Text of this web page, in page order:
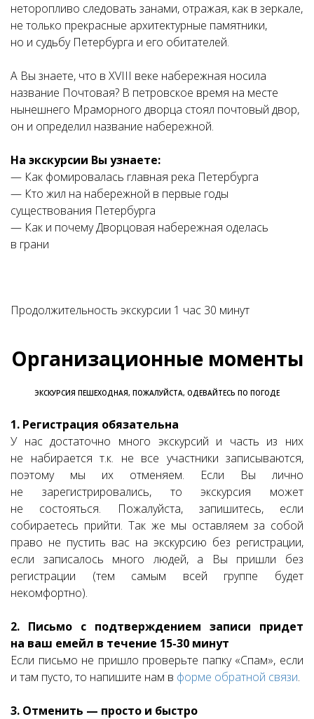
неторопливо следовать занами, отражая, как в зеркале,
не только прекрасные архитектурные памятники,
но и судьбу Петербурга и его обитателей.
А Вы знаете, что в XVIII веке набережная носила
название Почтовая? В петровское время на месте
нынешнего Мраморного дворца стоял почтовый двор,
он и определил название набережной.
На экскурсии Вы узнаете:
— Как фомировалась главная река Петербурга
— Кто жил на набережной в первые годы
существования Петербурга
— Как и почему Дворцовая набережная оделась
в грани
Продолжительность экскурсии 1 час 30 минут
Организационные моменты
ЭКСКУРСИЯ ПЕШЕХОДНАЯ, ПОЖАЛУЙСТА, ОДЕВАЙТЕСЬ ПО ПОГОДЕ
1. Регистрация обязательна
У нас достаточно много экскурсий и часть из них
не набирается т.к. не все участники записываются,
поэтому мы их отменяем. Если Вы лично
не зарегистрировались, то экскурсия может
не состояться. Пожалуйста, запишитесь, если
собираетесь прийти. Так же мы оставляем за собой
право не пустить вас на экскурсию без регистрации,
если записалось много людей, а Вы пришли без
регистрации (тем самым всей группе будет
некомфортно).
2. Письмо с подтверждением записи придет
на ваш емейл в течение 15-30 минут
Если письмо не пришло проверьте папку «Спам», если
и там пусто, то напишите нам в форме обратной связи.
3. Отменить — просто и быстро